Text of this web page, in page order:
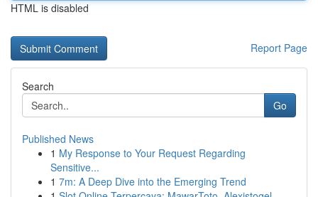
HTML is disabled
Report Page
Search
Go
Published News
1 My Response to Your Request Regarding
Sensitive...
1 7m: A Deep Dive into the Emerging Trend